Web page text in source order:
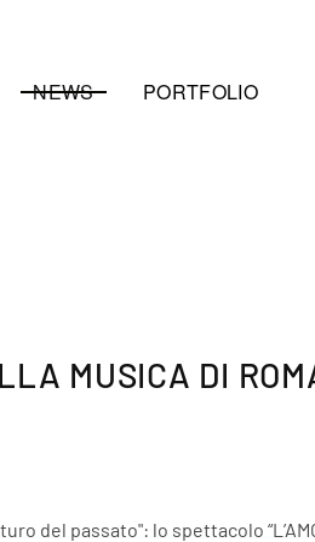
NEWS PORTFOLIO
MUSICA DI
del passato": lo spettacolo